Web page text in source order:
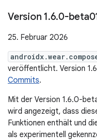
Version 1.6.0-
25. Februar 2026
veröffentlicht. Version
Commits.
Mit der Version 1.6.0-
wird angezeigt, dass
Funktionen enthält und
als experimentell